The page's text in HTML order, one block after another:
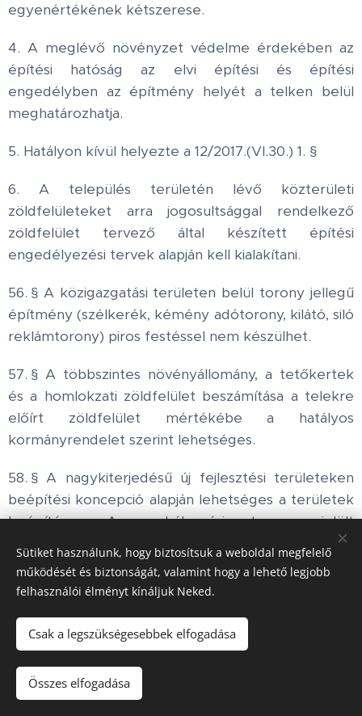
egyenértékének kétszerese.
4. A meglévő növényzet védelme érdekében az
építési hatóság az elvi építési és építési
engedélyben az építmény helyét a telken belül
meghatározhatja.
5. Hatályon kívül helyezte a 12/2017.(VI.30.) 1. §
6. A település területén lévő közterületi
zöldfelületeket arra jogosultsággal rendelkező
zöldfelület tervező által készített építési
engedélyezési tervek alapján kell kialakítani.
56. § A közigazgatási területen belül torony jellegű
építmény (szélkerék, kémény adótorony, kilátó, siló
reklámtorony) piros festéssel nem készülhet.
57. § A többszintes növényállomány, a tetőkertek
és a homlokzati zöldfelület beszámítása a telekre
előírt zöldfelület mértékébe a hatályos
kormányrendelet szerint lehetséges.
58. § A nagykiterjedésű új fejlesztési területeken
beépítési koncepció alapján lehetséges a területek
beépítése. A szabályozási terven jelölt
tájképvédelmi szempontból kiemelten kezelendő
területen,településképi vélemény beszerzése
szükséges.
IV. Fejezet
Környezet- és természetvédelmi követelmények
7. Levegőtisztaság védelem
Sütiket használunk, hogy biztosítsuk a weboldal megfelelő
működését és biztonságát, valamint hogy a lehető legjobb
felhasználói élményt kínáljuk Neked.
Csak a legszükségesebbek elfogadása
Összes elfogadása